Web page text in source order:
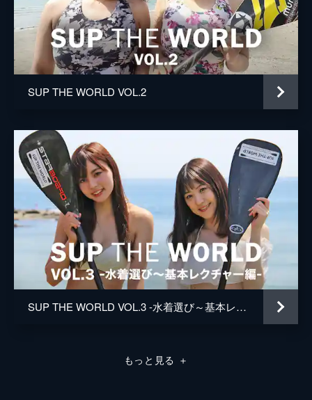
SUP THE WORLD VOL.2
SUP THE WORLD VOL.3 -水着選び～基本レクチャー編-
もっと見る ＋